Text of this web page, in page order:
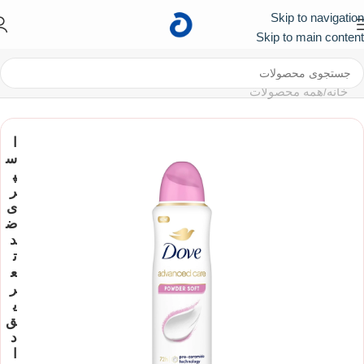
Skip to navigation
Skip to main content
خانه/همه محصولات
س
پ
ر
ی
ض
د
ت
ع
ر
ی
ق
د